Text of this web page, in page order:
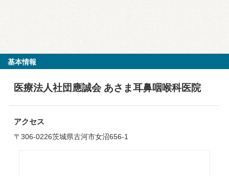
基本情報
医療法人社団應誠会 あさま耳鼻咽喉科医院
アクセス
〒306-0226茨城県古河市女沼656-1